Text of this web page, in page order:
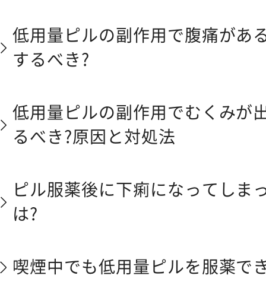
低用量ピルの副作用で腹痛があ
するべき?
低用量ピルの副作用でむくみが
るべき?原因と対処法
ピル服薬後に下痢になってしま
は?
喫煙中でも低用量ピルを服薬で